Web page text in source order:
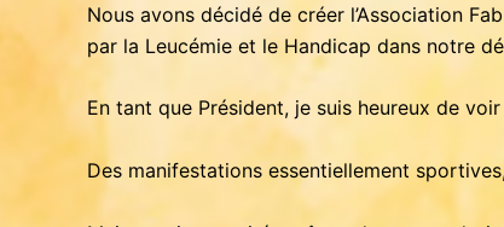
Nous avons décidé de créer l’Association
par la Leucémie et le Handicap dans notre
En tant que Président, je suis heureux de
Des manifestations essentiellement